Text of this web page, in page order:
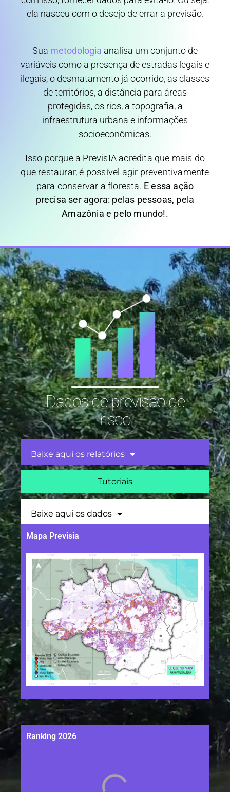
ela nasceu com o desejo de errar a previsão.
Sua metodologia analisa um conjunto de
variáveis como a presença de estradas legais e
ilegais, o desmatamento já ocorrido, as classes
de territórios, a distância para áreas
protegidas, os rios, a topografia, a
infraestrutura urbana e informações
socioeconômicas.
Isso porque a PrevisIA acredita que mais do
que restaurar, é possível agir preventivamente
para conservar a floresta. E essa ação
precisa ser agora: pelas pessoas, pela
Amazônia e pelo mundo!.
Dados de previsão de
risco
Baixe aqui os relatórios
Tutoriais
Baixe aqui os dados
Mapa Previsia
Ranking 2026